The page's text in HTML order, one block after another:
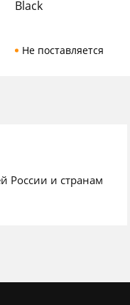
Black
Не поставляется
России и странам